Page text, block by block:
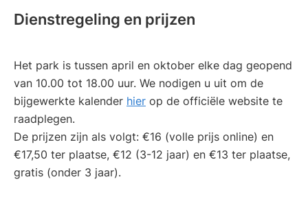
Dienstregeling en prijzen
Het park is tussen april en oktober elke dag geopend
van 10.00 tot 18.00 uur. We nodigen u uit om de
bijgewerkte kalender hier op de officiële website te
raadplegen.
De prijzen zijn als volgt: €16 (volle prijs online) en
€17,50 ter plaatse, €12 (3-12 jaar) en €13 ter plaatse,
gratis (onder 3 jaar).